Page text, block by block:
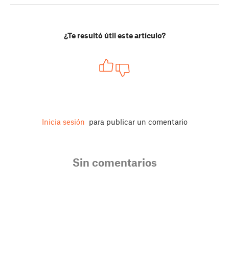
¿Te resultó útil este artículo?
Inicia sesión para publicar un comentario
Sin comentarios